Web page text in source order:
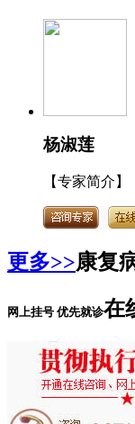
杨淑莲
【专家简介
更多>>康复
网上挂号 优先就诊在